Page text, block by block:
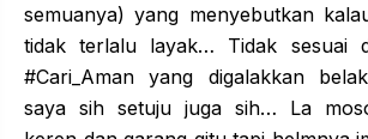
semuanya) yang menyebutkan
tidak terlalu layak… Tidak sesuai
#Cari_Aman yang digalakkan
saya sih setuju juga sih… La